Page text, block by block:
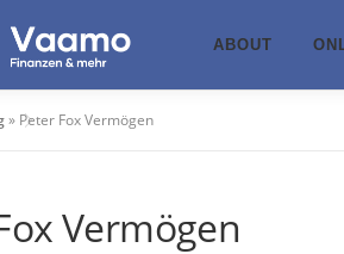
ABOUT
» Peter Fox Vermögen
Vermögen